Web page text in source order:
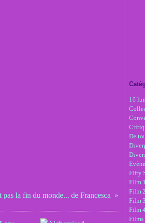
pas la fin du monde... de Francesca
16
De
Fifty
Film
Film
Film
Film
Films